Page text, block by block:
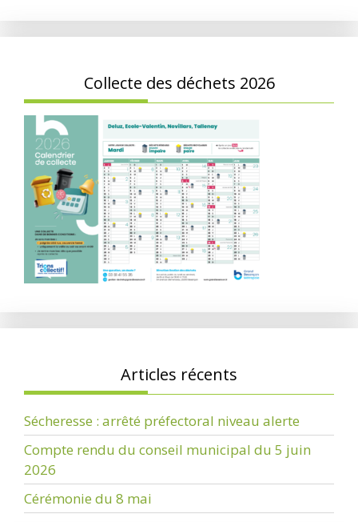
Collecte des déchets 2026
Articles récents
Sécheresse : arrêté préfectoral niveau alerte
Compte rendu du conseil municipal du 5 juin
2026
Cérémonie du 8 mai